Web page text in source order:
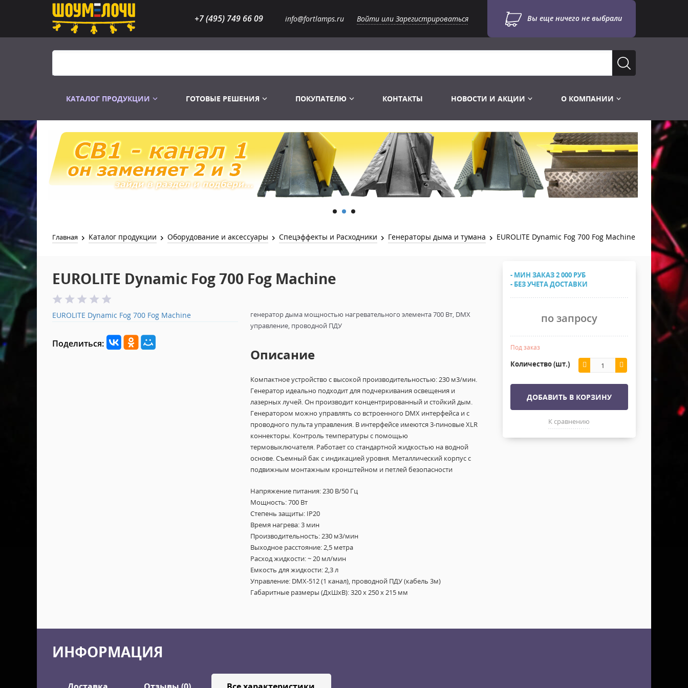
+7 (495) 749 66 09 info@fortlamps.ru Войти или Зарегистрироваться Вы еще ничего не выбрали
КАТАЛОГ ПРОДУКЦИИ
Распродажа
Лампы Винтаж Ретро Декор
Лампы галогенные 6-120 V
Лампы студийные 110-240 V
Лампы-фары PAR
Лампы для бассейна
Лампы газоразрядные
Лампы UV TUV HNS
Лампы видеопроекторные
Пускорегулирующая аппаратура
Распродажа
Перчатки
Сумки и подсумки
Инструменты
Готовые комплекты
Конструктор МИКРОСЦЕНА
Распродажа
Световое оборудование
Аксессуары для света
Лебёдки и Аксессуары
Фермы Штативы Стойки
Хомуты Кронштейны Страховка
Защитные чехлы и Кейсы
Распродажа
2х канальные модули
6и канальные модули
Напольные покрытия
Лежачий полицейский ИДН
ГОТОВЫЕ РЕШЕНИЯ ПОКУПАТЕЛЮ КОНТАКТЫ НОВОСТИ И АКЦИИ О КОМПАНИИ
Главная Каталог продукции Оборудование и аксессуары Спецэффекты и Расходники Генераторы дыма и тумана EUROLITE Dynamic Fog 700 Fog Machine
EUROLITE Dynamic Fog 700 Fog Machine
EUROLITE Dynamic Fog 700 Fog Machine
Поделиться:
генератор дыма мощностью нагревательного элемента 700 Вт, DMX
управление, проводной ПДУ
Описание
Компактное устройство с высокой производительностью: 230 м3/мин.
Генератор идеально подходит для подчеркивания освещения и
лазерных лучей. Он производит концентрированный и стойкий дым.
Генератором можно управлять со встроенного DMX интерфейса и с
проводного пульта управления. В интерфейсе имеются 3-пиновые XLR
коннекторы. Контроль температуры с помощью
термовыключателя. Работает со стандартной жидкостью на водной
основе. Съемный бак с индикацией уровня. Металлический корпус с
подвижным монтажным кронштейном и петлей безопасности
Напряжение питания: 230 В/50 Гц
Мощность: 700 Вт
Степень защиты: IP20
Время нагрева: 3 мин
Производительность: 230 м3/мин
Выходное расстояние: 2,5 метра
Расход жидкости: ~ 20 мл/мин
Емкость для жидкости: 2,3 л
Управление: DMX-512 (1 канал), проводной ПДУ (кабель 3м)
Габаритные размеры (ДхШхВ): 320 х 250 х 215 мм
- МИН ЗАКАЗ 2 000 РУБ
- БЕЗ УЧЕТА ДОСТАВКИ
по запросу
Под заказ
Количество (шт.)
ДОБАВИТЬ В КОРЗИНУ
К сравнению
ИНФОРМАЦИЯ